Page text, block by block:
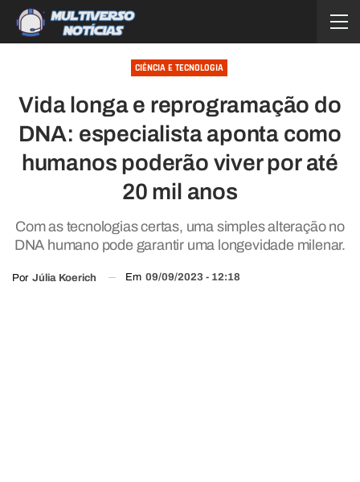
CIÊNCIA E TECNOLOGIA
Vida longa e reprogramação do
DNA: especialista aponta como
humanos poderão viver por até
20 mil anos
Com as tecnologias certas, uma simples alteração no
DNA humano pode garantir uma longevidade milenar.
Por Júlia Koerich Em 09/09/2023 - 12:18